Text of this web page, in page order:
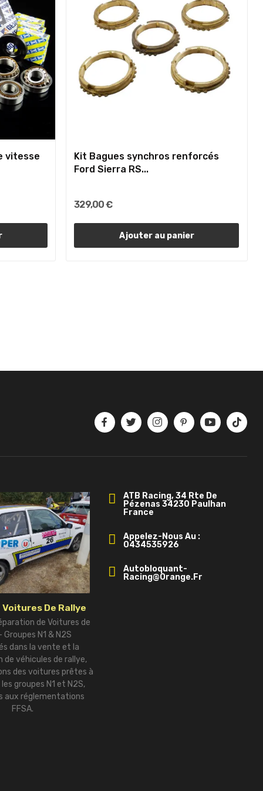
vitesse
Kit Bagues synchros renforcés
Ford Sierra RS...
329,00 €
Ajouter au panier
Voitures De Rallye
de Voitures de
Groupes N1 & N2S
dans la vente et la
de véhicules de rallye,
des voitures prêtes à
groupes N1 et N2S,
aux réglementations
FFSA.
ATB Racing, 34 Rte De
Pézenas 34230 Paulhan
France
Appelez-Nous Au :
0434535926
Autobloquant-
Racing@orange.fr